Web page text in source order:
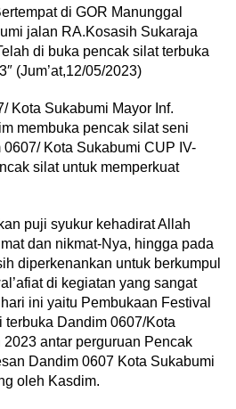
di GOR Manunggal
jalan RA.Kosasih Sukaraja
di buka pencak silat terbuka
(Jum’at,12/05/2023)
Kota Sukabumi Mayor Inf.
membuka pencak silat seni
0607/ Kota Sukabumi CUP IV-
silat untuk memperkuat
puji syukur kehadirat Allah
dan nikmat-Nya, hingga pada
diperkenankan untuk berkumpul
di kegiatan yang sangat
ini yaitu Pembukaan Festival
terbuka Dandim 0607/Kota
antar perguruan Pencak
Dandim 0607 Kota Sukabumi
oleh Kasdim.